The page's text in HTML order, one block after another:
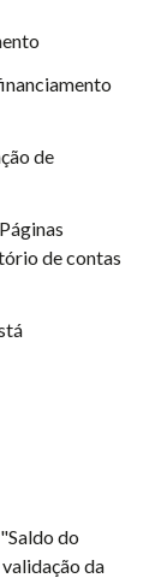
de
de contas
do
da